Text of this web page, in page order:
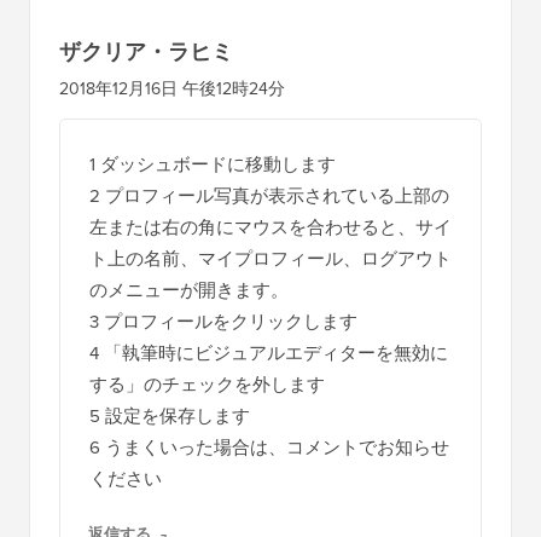
ザクリア・ラヒミ
1 ダッシュボードに移動します
2 プロフィール写真が表示されている上部の
左または右の角にマウスを合わせると、サイ
ト上の名前、マイプロフィール、ログアウト
のメニューが開きます。
3 プロフィールをクリックします
4 「執筆時にビジュアルエディターを無効に
する」のチェックを外します
5 設定を保存します
6 うまくいった場合は、コメントでお知らせ
ください